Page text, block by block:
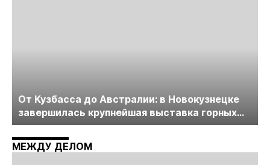
От Кузбасса до Австралии: в Новокузнецке
завершилась крупнейшая выставка горных
технологий «Недра России. Уголь России и
Майнинг»
МЕЖДУ ДЕЛОМ